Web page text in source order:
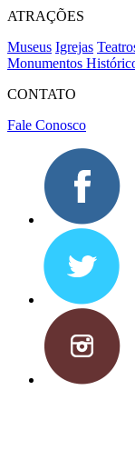
ATRAÇÕES
Museus Igrejas
Monumentos
CONTATO
Fale Conosco